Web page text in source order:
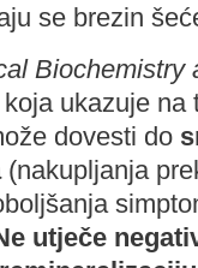
se brezin
Biochemistry
ukazuje na
dovesti do
(nakupljanja
utječe